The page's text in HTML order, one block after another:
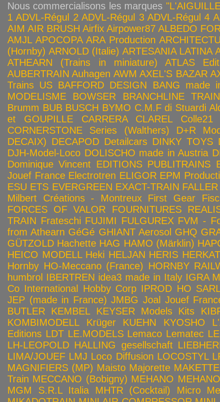
Nous commercialisons les marques
1 ADVL-Régul 2 ADVL-Régul 3 ADVL-Régul 4
AIM AIR BRUSH Airfix Airpower87 ALBEDO
AMJL APOCOPA ARA Production
(Hornby) ARNOLD (Italie) ARTESANIA LATINA
ATHEARN (Trains in miniature)
ATLAS
AUBERTRAIN Auhagen AWM AXEL'S BAZAR
Trains US BAFFORD DESIGN
BANG made
MODELISME
BOWSER
BRANCHLINE
Brumm BUB BUSCH BYMO C.M.F di Stuardi
et GOUPILLE
CARRERA CLAREL
Colle21
CORNERSTONE Series (Walthers)
D+R
DECAIX) DECAPOD Detailcars DINKY TOYS
DJH-Model-Loco DOLISCHO made in Austria
Dominique Vincent EDITIONS PUBLITRAINS
Jouef France Electrotren ELIGOR EPM
ESU ETS EVERGREEN EXACT-TRAIN FALLER
Milbert Créations - Montreux First Gear
FORCES OF VALOR
FOURNITURES
TRAIN Frateschi FUJIMI FULGUREX FVM -
from Athearn GéGé GHIANT Aerosol GHQ
GÜTZOLD Hachette HAG HAMO (Märklin)
HEICO MODELL Heki HELJAN HERIS HERKAT
Hornby HO-Meccano (France) HORNBY
humbrol IBERTREN idea3 made in Italy IGRA
Co International Hobby Corp IPROD HO
JEP (made in France) JMBG Joal Jouef
BUTLER
KEMBEL KEYSER Models Kits
KOMBIMODELL
Krüger KUEHN KYOSHO
Editions LDT LE.MODELS Lemaco Lematec
LH-LEOPOLD HALLING gesellschaft
LIMA/JOUEF LMJ Loco Diffusion LOCOSTYL
MAGNIFIERS (MP) Maisto Majorette MAKETTE
Train MECCANO (Bobigny) MEHANO
MGM S.R.L Italia
MHTR (Cocktail)
Micro